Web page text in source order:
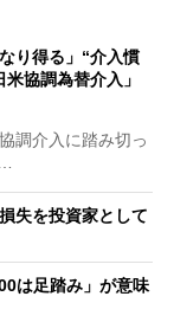
り得る」“介入慣
協調為替介入」
調介入に踏み切っ
失を投資家として
は足踏み」が意味